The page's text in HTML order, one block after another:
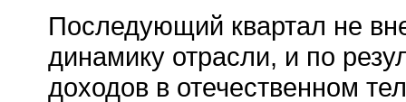
Последующий квартал не
динамику отрасли, и по
доходов в отечественном